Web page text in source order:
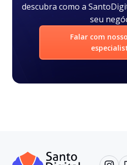
descubra como a
seu
Falar com